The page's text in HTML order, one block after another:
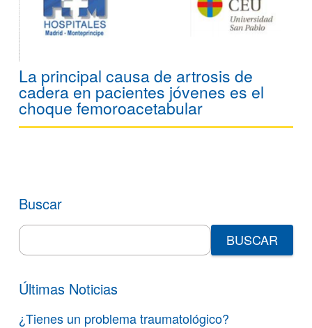
La principal causa de artrosis de
cadera en pacientes jóvenes es el
choque femoroacetabular
Buscar
Search
for:
Últimas Noticias
¿Tienes un problema traumatológico?